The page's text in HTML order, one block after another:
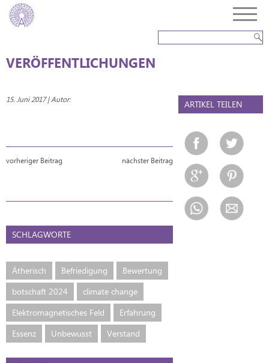
VERÖFFENTLICHUNGEN
15. Juni 2017 | Autor:
vorheriger Beitrag nächster Beitrag
SCHLAGWORTE
Ätherisch Befriedigung
Bewertung
botschaft 2024
climate change
Elektromagnetisches Feld
Erfahrung
Essenz
Unbewusst Verstand
ARTIKEL TEILEN